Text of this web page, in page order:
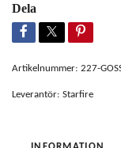
Dela
Artikelnummer: 227-
Leverantör: Starfire